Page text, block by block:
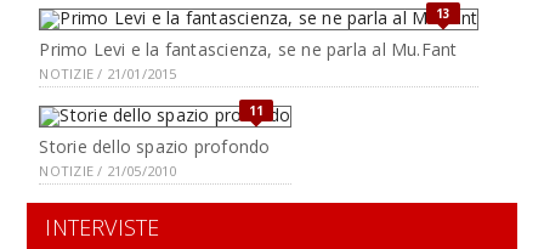
13
Primo Levi e la fantascienza, se ne parla al Mu.Fant
NOTIZIE / 21/01/2015
11
Storie dello spazio profondo
NOTIZIE / 21/05/2010
INTERVISTE